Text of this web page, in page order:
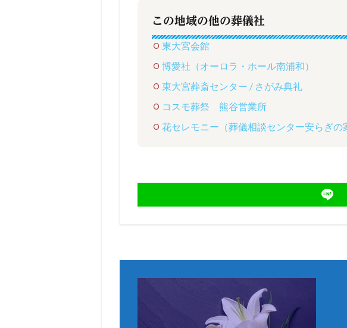
この地域の他の葬儀社
東大宮会館
博愛社（オーロラ・ホール南浦和）
東大宮葬斎センター / さがみ典礼
コスモ葬祭 熊谷営業所
花セレモニー（葬儀相談センター安らぎの